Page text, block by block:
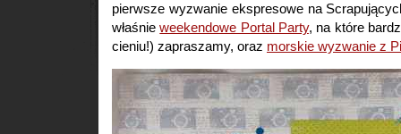
pierwsze wyzwanie ekspresowe na
właśnieweekendowe Portal Party, na które
cieniu!) zapraszamy, oraz morskie wyzwanie z